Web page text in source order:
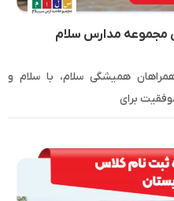
مجموعه مدارس سلام
همیشگی سلام، با سلام و
برای